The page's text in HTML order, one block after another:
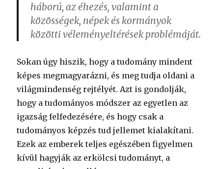
háború, az éhezés, valamint a
közösségek, népek és kormányok
közötti véleményeltérések problémáját.
Sokan úgy hiszik, hogy a tudomány mindent
képes megmagyarázni, és meg tudja oldani a
világmindenség rejtélyét. Azt is gondolják,
hogy a tudományos módszer az egyetlen az
igazság felfedezésére, és hogy csak a
tudományos képzés tud jellemet kialakítani.
Ezek az emberek teljes egészében figyelmen
kívül hagyják az erkölcsi tudományt, a